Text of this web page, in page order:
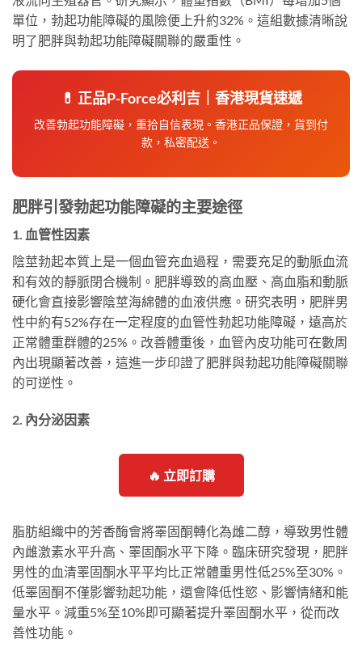
單位，勃起功能障礙的風險便上升約32%。這組數據清晰說
明了肥胖與勃起功能障礙關聯的嚴重性。
💊 正品P-Force必利吉｜香港現貨速遞
改善勃起功能障礙，重拾自信表現。香港正品保證，貨到付
款，私密配送。
肥胖引發勃起功能障礙的主要途徑
1. 血管性因素
陰莖勃起本質上是一個血管充血過程，需要充足的動脈血流
和有效的靜脈閉合機制。肥胖導致的高血壓、高血脂和動脈
硬化會直接影響陰莖海綿體的血液供應。研究表明，肥胖男
性中約有52%存在一定程度的血管性勃起功能障礙，遠高於
正常體重群體的25%。改善體重後，血管內皮功能可在數周
內出現顯著改善，這進一步印證了肥胖與勃起功能障礙關聯
的可逆性。
2. 內分泌因素
🔥 立即訂購
脂肪組織中的芳香酶會將睪固酮轉化為雌二醇，導致男性體
內雌激素水平升高、睪固酮水平下降。臨床研究發現，肥胖
男性的血清睪固酮水平平均比正常體重男性低25%至30%。
低睪固酮不僅影響勃起功能，還會降低性慾、影響情緒和能
量水平。減重5%至10%即可顯著提升睪固酮水平，從而改
善性功能。